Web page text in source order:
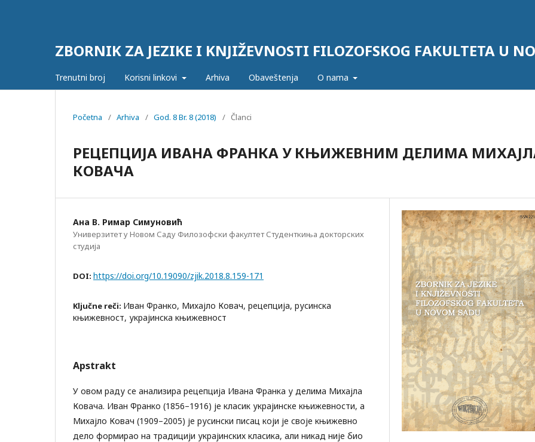
ZBORNIK ZA JEZIKE I KNJIŽEVNOSTI FILOZOFSKOG FAKULTETA U
Trenutni broj Korisni linkovi Arhiva Obaveštenja O nama
Početna / Arhiva / God. 8 Br. 8 (2018) / Članci
РЕЦЕПЦИЈА ИВАНА ФРАНКА У КЊИЖЕВНИМ ДЕЛИМА
КОВАЧА
Ана В. Римар Симуновић
Универзитет у Новом Саду Филозофски факултет Студенткиња докторских
студија
DOI: https://doi.org/10.19090/zjik.2018.8.159-171
Ključne reči: Иван Франко, Михајло Ковач, рецепција, русинска
књижевност, украјинска књижевност
Apstrakt
У овом раду се анализира рецепција Ивана Франка у делима Михајла
Ковача. Иван Франко (1856–1916) је класик украјинске књижевности, а
Михајло Ковач (1909–2005) је русински писац који је своје књижевно
дело формирао на традицији украјинских класика, али никад није био